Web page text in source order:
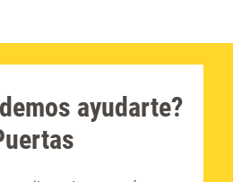
ayudarte?